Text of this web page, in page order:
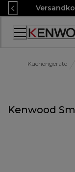
Skip
to
Content
Accessibility
Küchengeräte
Kenwood